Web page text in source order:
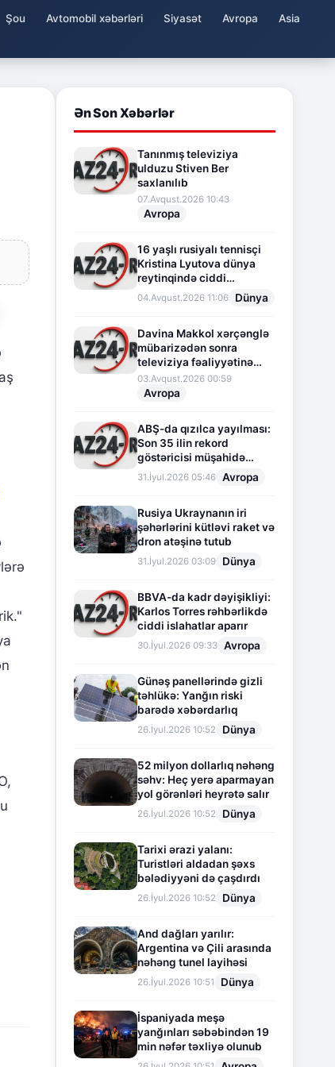
Şou Avtomobil xəbərləri Siyasət Avropa
Asia
Ən Son Xəbərlər
Tanınmış televiziya
ulduzu Stiven Ber
saxlanılıb
07.Avqust.2026 10:43
Avropa
16 yaşlı rusiyalı tennisçi
Kristina Lyutova dünya
reytinqində ciddi
irəliləyişə imza atdı
04.Avqust.2026 11:06 Dünya
Davina Makkol xərçənglə
mübarizədən sonra
televiziya fəaliyyətinə
fasilə verir
03.Avqust.2026 00:59
Avropa
ABŞ-da qızılca yayılması:
Son 35 ilin rekord
göstəricisi müşahidə
olunur
31.İyul.2026 05:46 Avropa
Rusiya Ukraynanın iri
şəhərlərini kütləvi raket və
dron atəşinə tutub
31.İyul.2026 03:09 Dünya
BBVA-da kadr dəyişikliyi:
Karlos Torres rəhbərlikdə
ciddi islahatlar aparır
30.İyul.2026 09:33 Avropa
Günəş panellərində gizli
təhlükə: Yanğın riski
barədə xəbərdarlıq
26.İyul.2026 10:52 Dünya
52 milyon dollarlıq nəhəng
səhv: Heç yerə aparmayan
yol görənləri heyrətə salır
26.İyul.2026 10:52 Dünya
Tarixi ərazi yalanı:
Turistləri aldadan şəxs
bələdiyyəni də çaşdırdı
26.İyul.2026 10:52 Dünya
And dağları yarılır:
Argentina və Çili arasında
nəhəng tunel layihəsi
26.İyul.2026 10:51 Dünya
İspaniyada meşə
yanğınları səbəbindən 19
min nəfər təxliyə olunub